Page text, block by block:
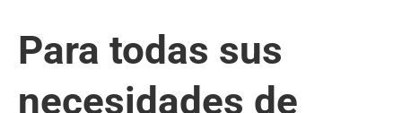
Para todas sus
necesidades de